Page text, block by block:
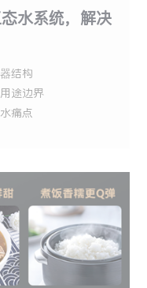
水系统，解决
结构
途边界
痛点